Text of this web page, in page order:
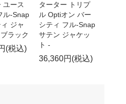
ユース
ル-Snap
ジャ
ラック
(税込)
ターター トリプ
ル Optiオン バー
シティ フル-Snap
サテン ジャケッ
ト -
36,360円(税込)